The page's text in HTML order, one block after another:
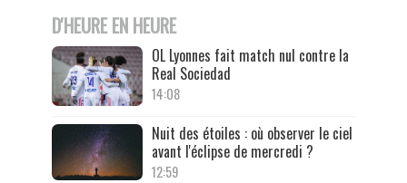
D'HEURE EN HEURE
OL Lyonnes fait match nul contre la
Real Sociedad
14:08
Nuit des étoiles : où observer le ciel
avant l'éclipse de mercredi ?
12:59